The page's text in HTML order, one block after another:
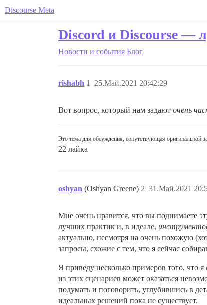
Discourse Meta
Discord и Discourse —
Новости и события Блог
rishabh 25.Май.2021 20:42:29
1
Вот вопрос, который нам задают очень
Это тема для обсуждения, сопутствующая оригинальной
22 лайка
oshyan (Oshyan Greene) 31.Май.2021
2
Мне очень нравится, что вы поднимаете
лучших практик и, в идеале,
актуально, несмотря на очень похожую
запросы, схожие с тем, что я сейчас
Я приведу несколько примеров того, что я
из этих сценариев может оказаться
подумать и поговорить, углубившись в
идеальных решений пока не существует.